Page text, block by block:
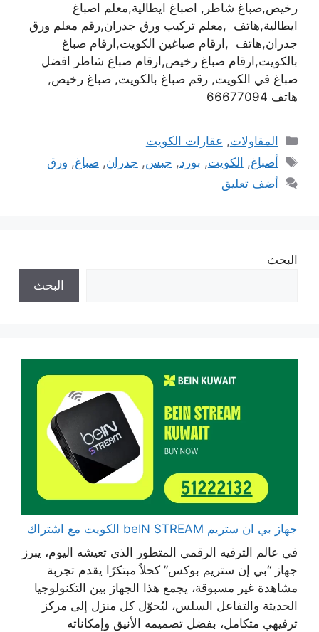
رخيص,صباغ شاطر, اصباغ ايطالية,معلم اصباغ
ايطالية,هاتف ,معلم تركيب ورق جدران,رقم معلم ورق
جدران,هاتف ,ارقام صباغين الكويت,ارقام صباغ
بالكويت,ارقام صباغ رخيص,ارقام صباغ شاطر افضل
صباغ في الكويت, رقم صباغ بالكويت, صباغ رخيص,
هاتف 66677094
التصنيفات
المقاولات, عقارات الكويت
الوسوم
أصباغ, الكويت, بورد, جبس, جدران,صباغ, ورق
أضف تعليق
البحث
البحث
جهاز بي ان ستريم beIN STREAM الكويت مع اشتراك
في عالم الترفيه الرقمي المتطور الذي تعيشه اليوم، يبرز
جهاز “بي إن ستريم بوكس” كحلاً مبتكرًا يقدم تجربة
مشاهدة غير مسبوقة، يجمع هذا الجهاز بين التكنولوجيا
الحديثة والتفاعل السلس، ليُحوّل كل منزل إلى مركز
ترفيهي متكامل، بفضل تصميمه الأنيق وإمكاناته